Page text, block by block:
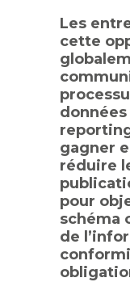
Les
cette
gagner
réduire
pour
schéma
de